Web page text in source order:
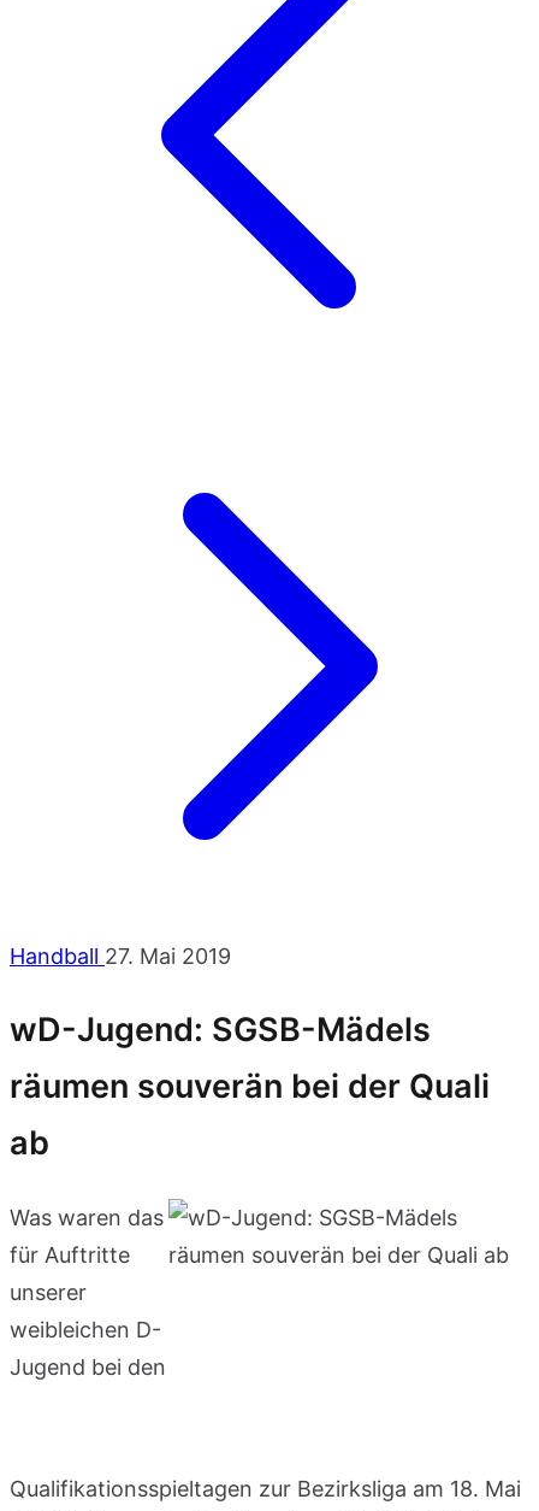
Handball 27. Mai 2019
wD-Jugend: SGSB-Mädels
räumen souverän bei der Quali
ab
Was waren das
für Auftritte
unserer
weibleichen D-
Jugend bei den
Qualifikationsspieltagen zur Bezirksliga am 18. Mai